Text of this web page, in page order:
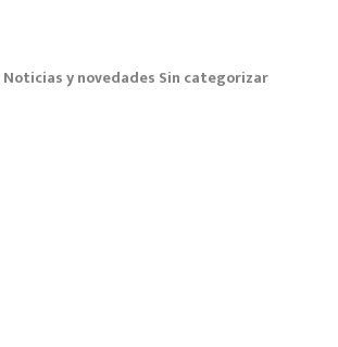
Noticias y novedades Sin categorizar